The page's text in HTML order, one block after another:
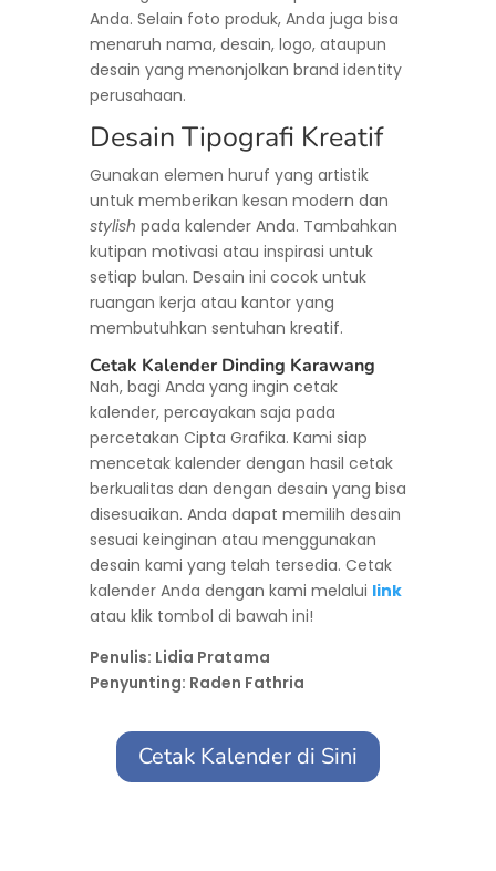
Anda. Selain foto produk, Anda juga bisa
menaruh nama, desain, logo, ataupun
desain yang menonjolkan brand identity
perusahaan.
Desain Tipografi Kreatif
Gunakan elemen huruf yang artistik
untuk memberikan kesan modern dan
stylish pada kalender Anda. Tambahkan
kutipan motivasi atau inspirasi untuk
setiap bulan. Desain ini cocok untuk
ruangan kerja atau kantor yang
membutuhkan sentuhan kreatif.
Cetak Kalender Dinding Karawang
Nah, bagi Anda yang ingin cetak
kalender, percayakan saja pada
percetakan Cipta Grafika. Kami siap
mencetak kalender dengan hasil cetak
berkualitas dan dengan desain yang bisa
disesuaikan. Anda dapat memilih desain
sesuai keinginan atau menggunakan
desain kami yang telah tersedia. Cetak
kalender Anda dengan kami melalui link
atau klik tombol di bawah ini!
Penulis: Lidia Pratama
Penyunting: Raden Fathria
Cetak Kalender di Sini